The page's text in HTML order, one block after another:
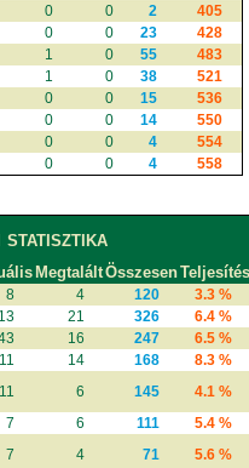
0 0 2
405
0 0 23
428
1 0 55
483
1 0 38
521
0 0 15
536
0 0 14
550
0 0 4
554
0 0 4 558
statisztika
MegtaláltÖsszesen
8 4 120
3.3 %
13 21 326
6.4 %
16 247
6.5 %
11 14 168
8.3 %
11 6 145
4.1 %
7 6 111
5.4 %
7 4 71
5.6 %